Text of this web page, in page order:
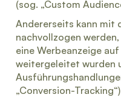
(sog. „Custom
Andererseits kann mit
nachvollzogen
eine Werbeanzeige
weitergeleitet wurden
„Conversion-